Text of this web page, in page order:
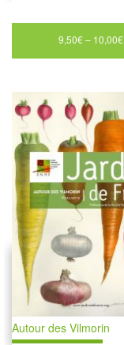
9,50€– 10,00€
Autour des Vilmorin